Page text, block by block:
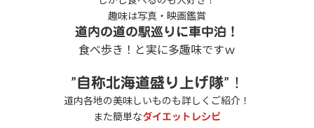
趣味は写真・映画鑑賞
道内の道の駅巡りに車中泊！
食べ歩き！と実に多趣味ですｗ
”自称北海道盛り上げ隊”！
道内各地の美味しいものも詳しくご紹介！
また簡単なダイエットレシピ